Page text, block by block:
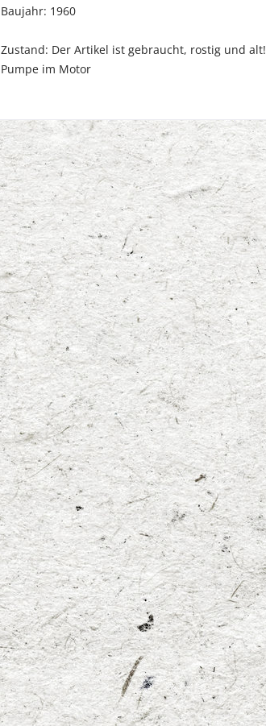
Baujahr: 1960
Zustand: Der Artikel ist gebraucht, rostig und alt!
Pumpe im Motor